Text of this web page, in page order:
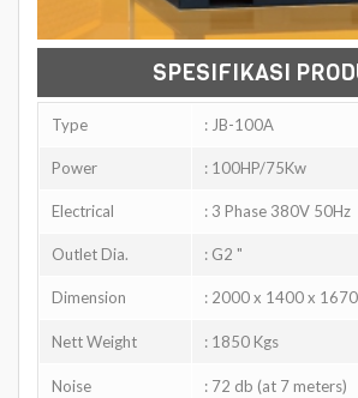
SPESIFIKASI
Type : JB-100A
Power : 100HP/75Kw
Electrical : 3 Phase 380V 50Hz
Outlet Dia. : G2 "
Dimension : 2000 x 1400 x
Nett Weight : 1850 Kgs
Noise : 72 db (at 7 meters)